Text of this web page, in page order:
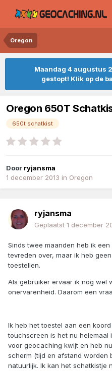
Oregon
Maandag 4 augustus
gestopt! Klik op de
Oregon 650T
650t schatkist
Door ryjansma
1 december 2013 in Oregon
ryjansma
Geplaatst 1 december
Sinds twee maanden heb ik
tevreden over, maar ik heb
toestellen.
Als gebruiker ervaar ik nog wel
onervarenheid. Daarom een
Ik heb het toestel aan een
touchscreen is het nu helemaal
voor geocaching kwijt en heb
scherm (tijd en afstand worden
natuurlijk. Ik kan het schatkistje